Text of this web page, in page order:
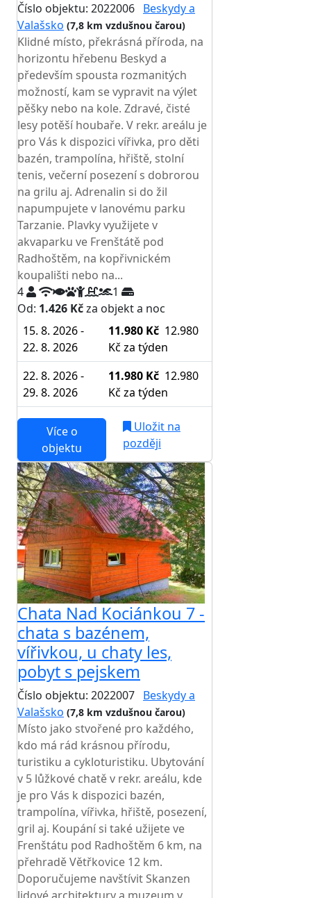
Číslo objektu: 2022006 Beskydy a
Valašsko (7,8 km vzdušnou čarou)
Klidné místo, překrásná příroda, na
horizontu hřebenu Beskyd a
především spousta rozmanitých
možností, kam se vypravit na výlet
pěšky nebo na kole. Zdravé, čisté
lesy potěší houbaře. V rekr. areálu je
pro Vás k dispozici vířivka, pro děti
bazén, trampolína, hřiště, stolní
tenis, večerní posezení s dobrorou
na grilu aj. Adrenalin si do žil
napumpujete v lanovému parku
Tarzanie. Plavky využijete v
akvaparku ve Frenštátě pod
Radhoštěm, na kopřivnickém
koupališti nebo na...
4
1
Od: 1.426 Kčza objekt a noc
15. 8. 2026 -
22. 8. 2026
11.980 Kč 12.980
Kč za týden
22. 8. 2026 -
29. 8. 2026
11.980 Kč 12.980
Kč za týden
Více o
objektu
Uložit na
později
Chata Nad Kociánkou 7 -
chata s bazénem,
vířivkou, u chaty les,
pobyt s pejskem
Číslo objektu: 2022007 Beskydy a
Valašsko (7,8 km vzdušnou čarou)
Místo jako stvořené pro každého,
kdo má rád krásnou přírodu,
turistiku a cykloturistiku. Ubytování
v 5 lůžkové chatě v rekr. areálu, kde
je pro Vás k dispozici bazén,
trampolína, vířivka, hřiště, posezení,
gril aj. Koupání si také užijete ve
Frenštátu pod Radhoštěm 6 km, na
přehradě Větřkovice 12 km.
Doporučujeme navštívit Skanzen